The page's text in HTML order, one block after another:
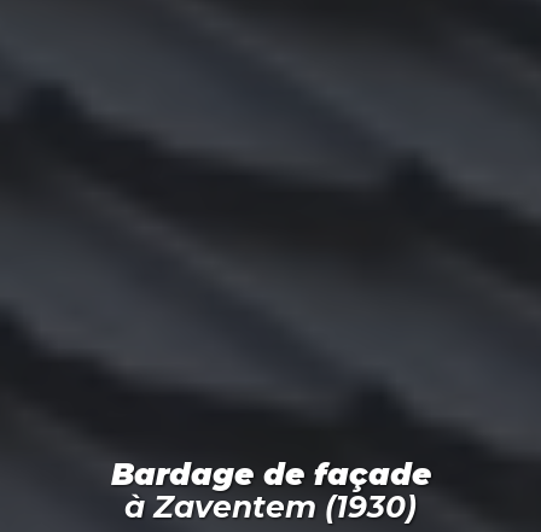
Bardage de façade
àZaventem (1930)